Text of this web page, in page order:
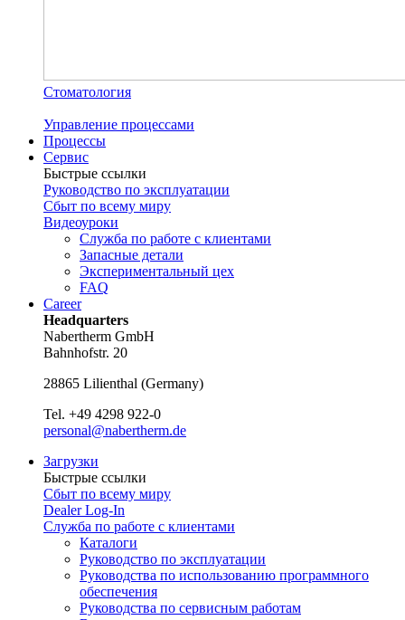
Стоматология
Управление процессами
Процессы
Сервис
Быстрые ссылки
Руководство по эксплуатации
Сбыт по всему миру
Видеоуроки
Служба по работе с клиентами
Запасные детали
Экспериментальный цех
FAQ
Career
Headquarters
Nabertherm GmbH
Bahnhofstr. 20
28865 Lilienthal (Germany)
Tel. +49 4298 922-0
personal@nabertherm.de
Загрузки
Быстрые ссылки
Сбыт по всему миру
Dealer Log-In
Служба по работе с клиентами
Каталоги
Руководство по эксплуатации
Руководства по использованию программного
обеспечения
Руководства по сервисным работам